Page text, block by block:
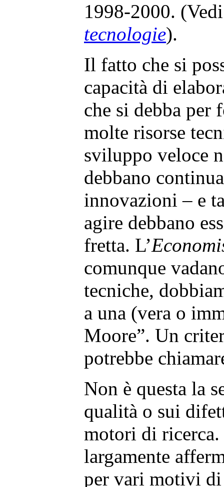
1998-2000.
tecnologie).
Il fatto che si
capacità di
che si debba per
molte risorse
sviluppo veloce
debbano
innovazioni – e
agire debbano
fretta. L’
comunque
tecniche,
a una (vera o
Moore”. Un
potrebbe
Non è questa la
qualità o sui
motori di
largamente
per vari motivi